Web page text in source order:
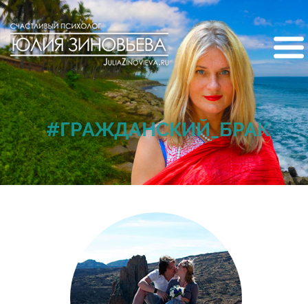
#ГРАЖДАНСКИЙ_БРАК